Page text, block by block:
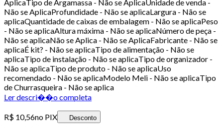
AplicaTipo de Argamassa - Não se AplicaUnidade de venda -
Não se AplicaProfundidade - Não se aplicaLargura - Não se
aplicaQuantidade de caixas de embalagem - Não se aplicaPeso
- Não se aplicaAltura máxima - Não se aplicaNúmero de peça -
Não se aplicaNão se Aplica - Não se AplicaFabricante - Não se
aplicaÉ kit? - Não se aplicaTipo de alimentação - Não se
aplicaTipo de instalação - Não se aplicaTipo de organizador -
Não se aplicaTipo de produto - Não se aplicaUso
recomendado - Não se aplicaModelo Meli - Não se aplicaTipo
de Churrasqueira - Não se aplica
Ler descri��o completa
R$ 10,56no PIX Desconto